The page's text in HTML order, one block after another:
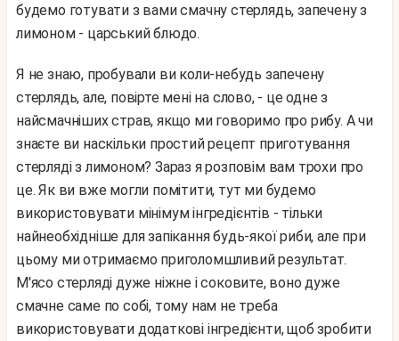
будемо готувати з вами смачну стерлядь, запечену з
лимоном - царський блюдо.
Я не знаю, пробували ви коли-небудь запечену
стерлядь, але, повірте мені на слово, - це одне з
найсмачніших страв, якщо ми говоримо про рибу. А чи
знаєте ви наскільки простий рецепт приготування
стерляді з лимоном? Зараз я розповім вам трохи про
це. Як ви вже могли помітити, тут ми будемо
використовувати мінімум інгредієнтів - тільки
найнеобхідніше для запікання будь-якої риби, але при
цьому ми отримаємо приголомшливий результат.
М'ясо стерляді дуже ніжне і соковите, воно дуже
смачне саме по собі, тому нам не треба
використовувати додаткові інгредієнти, щоб зробити